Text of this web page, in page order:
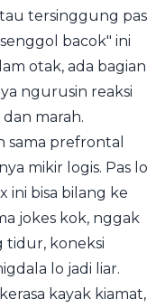
tersinggung pas
bacok" ini
otak, ada bagian
ngurusin reaksi
marah.
sama prefrontal
mikir logis. Pas lo
bisa bilang ke
jokes kok, nggak
tidur, koneksi
lo jadi liar.
kayak kiamat,